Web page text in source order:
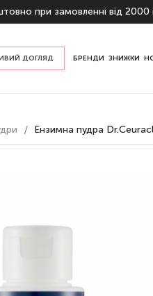
при замовленні від 2000
ДОГЛЯД БРЕНДИ ЗНИЖКИ
Ензимна пудра